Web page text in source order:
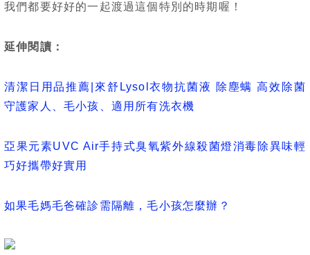
我們都要好好的一起渡過這個特別的時期喔！
延伸閱讀：
清潔日用品推薦|來舒Lysol衣物抗菌液 除塵螨 高效除菌
守護家人、毛小孩、適用所有洗衣機
亞果元素UVC Air手持式臭氧紫外線殺菌燈消毒除異味輕
巧好攜帶好實用
如果毛媽毛爸確診需隔離，毛小孩怎麼辦？